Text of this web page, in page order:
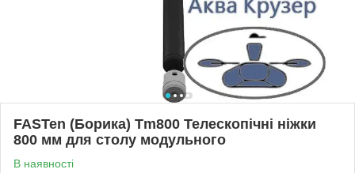
FASTen (Борика) Tm800 Телескопічні ніжки
800 мм для столу модульного
В наявності